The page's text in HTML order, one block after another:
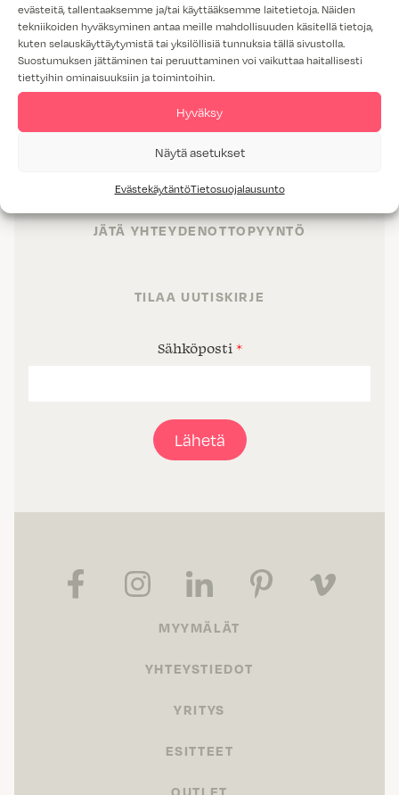
evästeitä, tallentaaksemme ja/tai käyttääksemme laitetietoja. Näiden
tekniikoiden hyväksyminen antaa meille mahdollisuuden käsitellä tietoja,
kuten selauskäyttäytymistä tai yksilöllisiä tunnuksia tällä sivustolla.
Suostumuksen jättäminen tai peruuttaminen voi vaikuttaa haitallisesti
tiettyihin ominaisuuksiin ja toimintoihin.
Hyväksy
Näytä asetukset
EvästekäytäntöTietosuojalausunto
TUOTTEET
TILAT
PALVELUT
PROJEKTIMYYNTI
JÄTÄ YHTEYDENOTTOPYYNTÖ
TILAA UUTISKIRJE
Sähköposti *
Lähetä
MYYMÄLÄT
YHTEYSTIEDOT
YRITYS
ESITTEET
OUTLET